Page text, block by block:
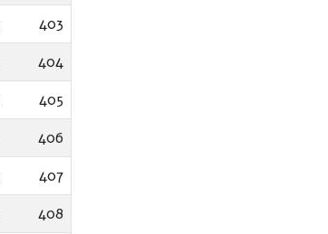
403
404
405
406
407
408